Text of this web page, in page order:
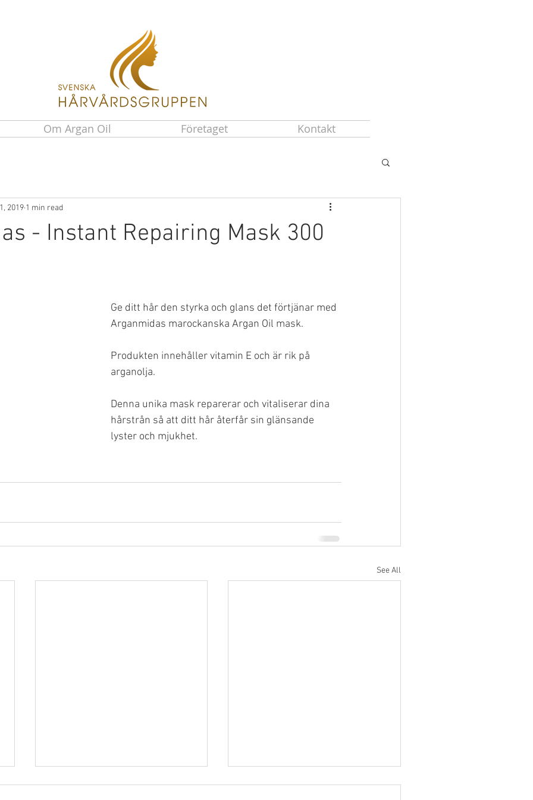
Om Argan Oil Företaget Kontakt
- Instant Repairing Mask 300
2019 1 min read
Ge ditt hår den styrka och glans det förtjänar med
Arganmidas marockanska Argan Oil mask.
Produkten innehåller vitamin E och är rik på
arganolja.
Denna unika mask reparerar och vitaliserar dina
hårstrån så att ditt hår återfår sin glänsande
lyster och mjukhet.
See All